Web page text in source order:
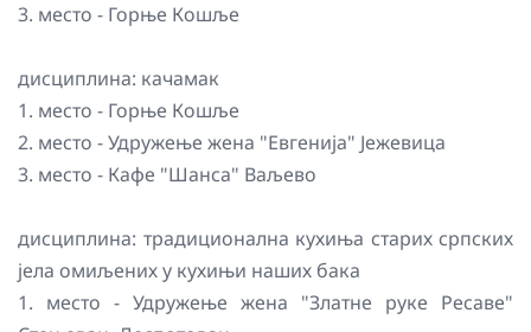
3. место - Горње Кошље
дисциплина: качамак
1. место - Горње Кошље
2. место - Удружење жена "Евгенија" Јежевица
3. место - Кафе "Шанса" Ваљево
дисциплина: традиционална кухиња старих српских
јела омиљених у кухињи наших бака
1. место - Удружење жена "Златне руке Ресаве"